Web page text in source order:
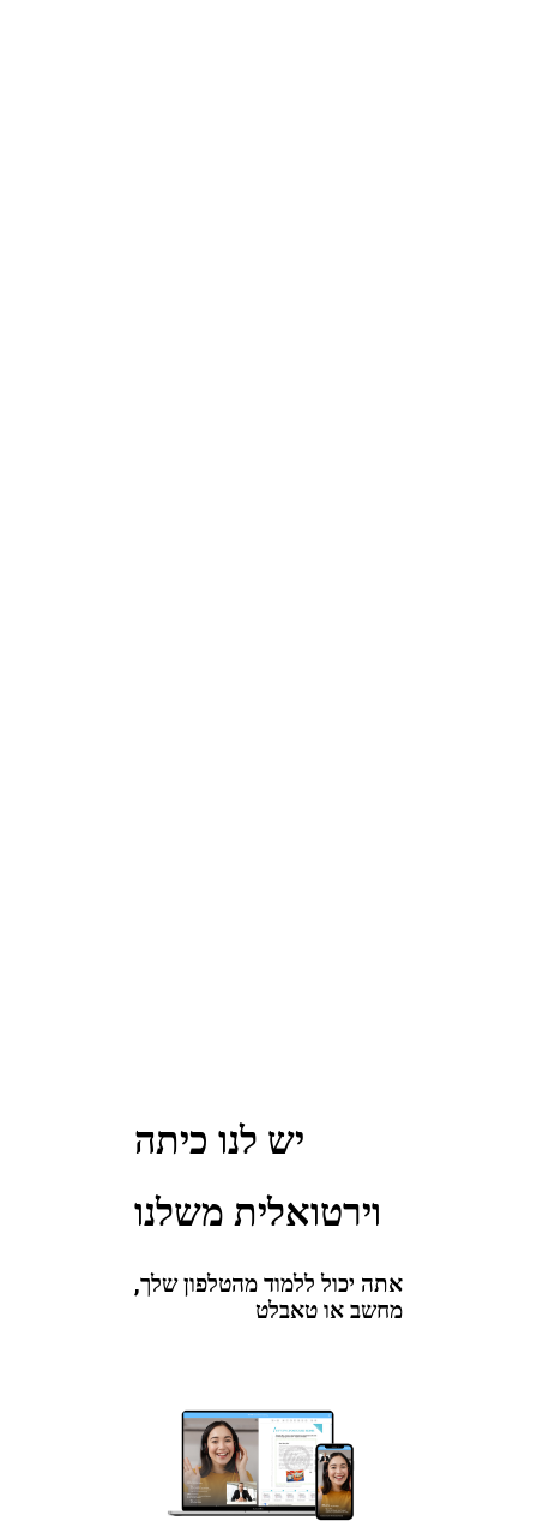
יש לנו כיתה
וירטואלית משלנו
אתה יכול ללמוד מהטלפון שלך,
מחשב או טאבלט